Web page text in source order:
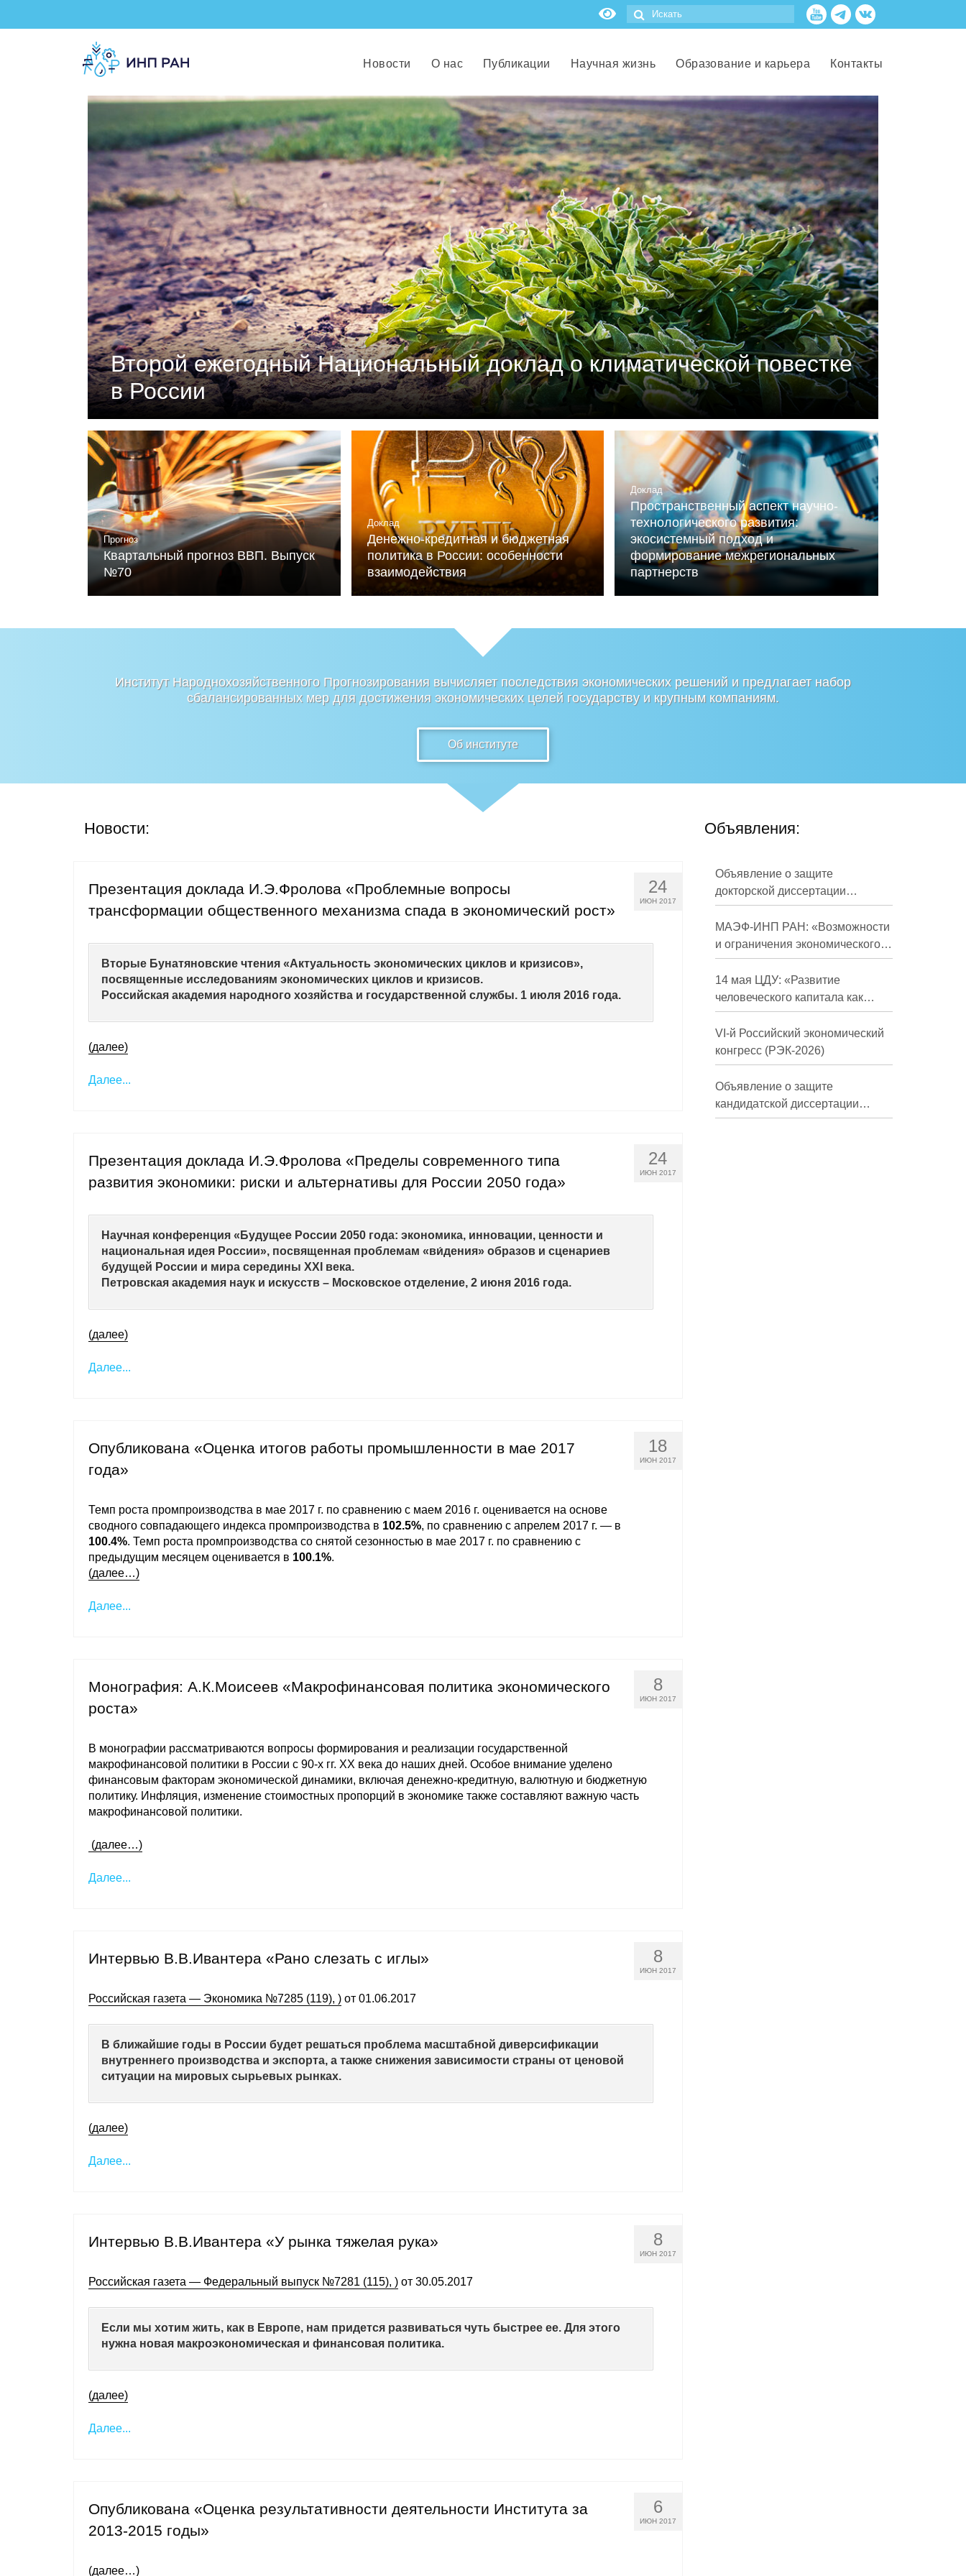
Новости О нас Публикации Научная жизнь Образование и карьера Контакты
Второй ежегодный Национальный доклад о климатической повестке
в России
Документ подготовлен Российским союзом промышленников и предпринимателей (РСПП) совместно с центром
«Климатическая политика и экономика России» (при ИНП РАН) при участии Национального Альянса по вопросам
устойчивого развития и Фонда Мельниченко.
Читать
Прогноз
Квартальный прогноз ВВП. Выпуск
№70
Доклад
Денежно-кредитная и бюджетная
политика в России: особенности
взаимодействия
Доклад
Пространственный аспект научно-
технологического развития:
экосистемный подход и
формирование межрегиональных
партнерств
Институт Народнохозяйственного Прогнозирования вычисляет последствия экономических решений и предлагает набор
сбалансированных мер для достижения экономических целей государству и крупным компаниям.
Об институте
Новости:
24
ИЮН 2017
Презентация доклада И.Э.Фролова «Проблемные вопросы
трансформации общественного механизма спада в экономический рост»
Вторые Бунатяновские чтения «Актуальность экономических циклов и кризисов»,
посвященные исследованиям экономических циклов и кризисов.
Российская академия народного хозяйства и государственной службы. 1 июля 2016 года.
(далее)
Далее...
24
ИЮН 2017
Презентация доклада И.Э.Фролова «Пределы современного типа
развития экономики: риски и альтернативы для России 2050 года»
Научная конференция «Будущее России 2050 года: экономика, инновации, ценности и
национальная идея России», посвященная проблемам «ви́дения» образов и сценариев
будущей России и мира середины XXI века.
Петровская академия наук и искусств – Московское отделение, 2 июня 2016 года.
(далее)
Далее...
18
ИЮН 2017
Опубликована «Оценка итогов работы промышленности в мае 2017
года»
Темп роста промпроизводства в мае 2017 г. по сравнению с маем 2016 г. оценивается на основе
сводного совпадающего индекса промпроизводства в 102.5%, по сравнению с апрелем 2017 г. — в
100.4%. Темп роста промпроизводства со снятой сезонностью в мае 2017 г. по сравнению с
предыдущим месяцем оценивается в 100.1%.
(далее…)
Далее...
8
ИЮН 2017
Монография: А.К.Моисеев «Макрофинансовая политика экономического
роста»
В монографии рассматриваются вопросы формирования и реализации государственной
макрофинансовой политики в России с 90-х гг. ХХ века до наших дней. Особое внимание уделено
финансовым факторам экономической динамики, включая денежно-кредитную, валютную и бюджетную
политику. Инфляция, изменение стоимостных пропорций в экономике также составляют важную часть
макрофинансовой политики.
(далее…)
Далее...
8
ИЮН 2017
Интервью В.В.Ивантера «Рано слезать с иглы»
Российская газета — Экономика №7285 (119), ) от 01.06.2017
В ближайшие годы в России будет решаться проблема масштабной диверсификации
внутреннего производства и экспорта, а также снижения зависимости страны от ценовой
ситуации на мировых сырьевых рынках.
(далее)
Далее...
8
ИЮН 2017
Интервью В.В.Ивантера «У рынка тяжелая рука»
Российская газета — Федеральный выпуск №7281 (115), ) от 30.05.2017
Если мы хотим жить, как в Европе, нам придется развиваться чуть быстрее ее. Для этого
нужна новая макроэкономическая и финансовая политика.
(далее)
Далее...
6
ИЮН 2017
Опубликована «Оценка результативности деятельности Института за
2013-2015 годы»
(далее…)
Объявления:
Объявление о защите
докторской диссертации
Кузнецова Михаила
Евгеньевича
МАЭФ-ИНП РАН: «Возможности
и ограничения экономического
развития России в средне- и
долгосрочной перспективе»
14 мая ЦДУ: «Развитие
человеческого капитала как
фактор экономического роста»
VI-й Российский экономический
конгресс (РЭК-2026)
Объявление о защите
кандидатской диссертации
Трындиной Николь Сергеевны